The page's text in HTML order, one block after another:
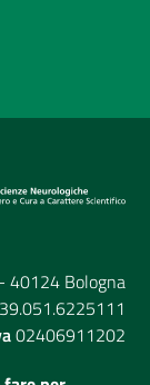
40124 Bologna
02406911202